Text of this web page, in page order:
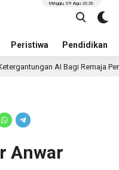
Peristiwa Pendidikan
Minggu, 09 Agu 2026
AI Bagi Remaja
Anwar